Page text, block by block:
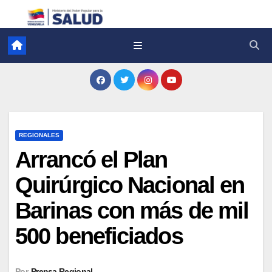
REGIONALES
Arrancó el Plan
Quirúrgico Nacional en
Barinas con más de mil
500 beneficiados